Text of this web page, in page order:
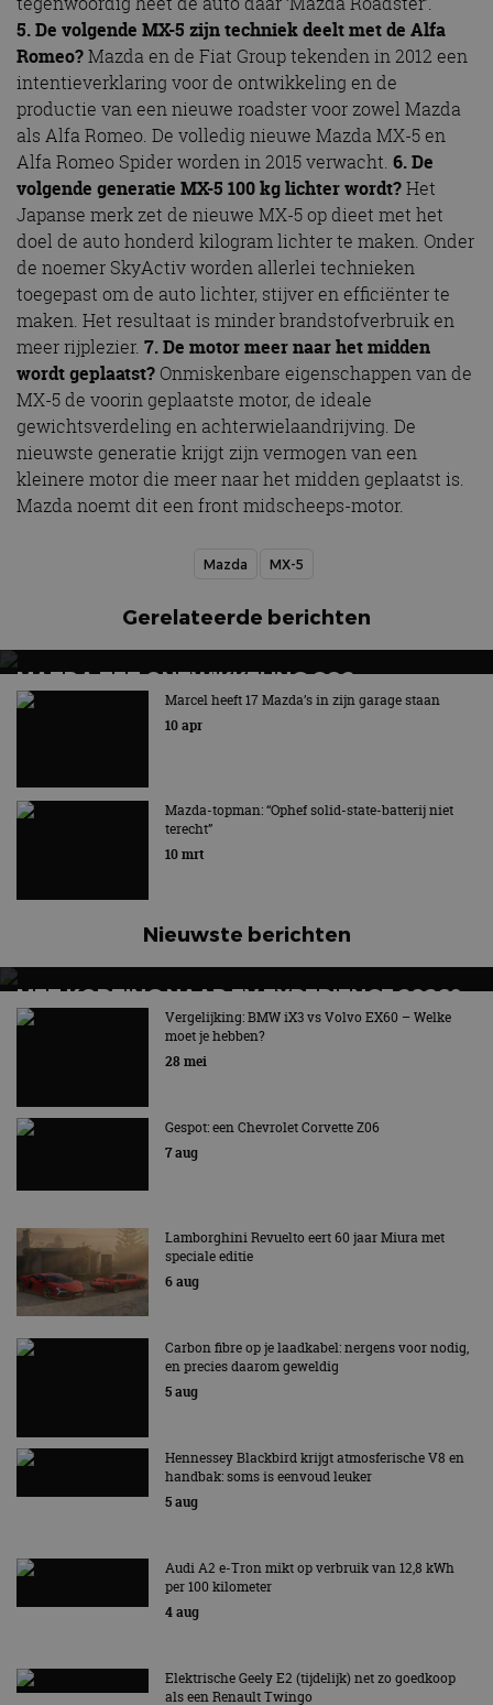
5.De volgende MX-5 zijn techniek deelt met de Alfa
Romeo?Mazda en de Fiat Group tekenden in 2012 een
intentieverklaring voor de ontwikkeling en de
productie van een nieuwe roadster voor zowel Mazda
als Alfa Romeo. De volledig nieuwe Mazda MX-5 en
Alfa Romeo Spider worden in 2015 verwacht. 6.De
volgende generatie MX-5 100 kg lichter wordt?Het
Japanse merk zet de nieuwe MX-5 op dieet met het
doel de auto honderd kilogram lichter te maken. Onder
de noemer SkyActiv worden allerlei technieken
toegepast om de auto lichter, stijver en efficiënter te
maken. Het resultaat is minder brandstofverbruik en
meer rijplezier. 7.De motor meer naar het midden
wordt geplaatst? Onmiskenbare eigenschappen van de
MX-5 de voorin geplaatste motor, de ideale
gewichtsverdeling en achterwielaandrijving. De
nieuwste generatie krijgt zijn vermogen van een
kleinere motor die meer naar het midden geplaatst is.
Mazda noemt dit een front midscheeps-motor.
Mazda MX-5
Gerelateerde berichten
MAZDA ZET ONTWIKKELING CO2-
AFVANGINSTALLATIE VOORT
Techniek kan bijdragen aan het verminderen van de
Marcel heeft 17 Mazda’s in zijn garage staan
10 apr
Mazda-topman: “Ophef solid-state-batterij niet
terecht”
10 mrt
Nieuwste berichten
MET KORTING NAAR EV EXPERIENCE 2026?
AUTORAI REGELT HET!
EV Experience 2026 van 24 tot 26 september
Vergelijking: BMW iX3 vs Volvo EX60 – Welke
moet je hebben?
28 mei
Gespot: een Chevrolet Corvette Z06
7 aug
Lamborghini Revuelto eert 60 jaar Miura met
speciale editie
6 aug
Carbon fibre op je laadkabel: nergens voor nodig,
en precies daarom geweldig
5 aug
Hennessey Blackbird krijgt atmosferische V8 en
handbak: soms is eenvoud leuker
5 aug
Audi A2 e-Tron mikt op verbruik van 12,8 kWh
per 100 kilometer
4 aug
Elektrische Geely E2 (tijdelijk) net zo goedkoop
als een Renault Twingo